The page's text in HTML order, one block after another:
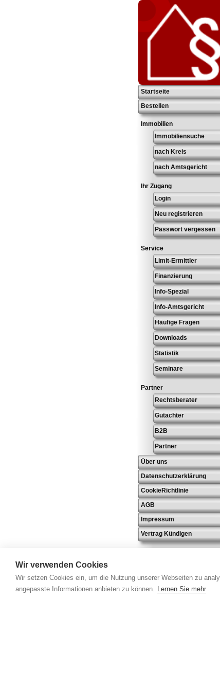
Wir verwenden Cookies
Wir setzen Cookies ein, um die Nutzung unserer Webseiten zu
angepasste Informationen anbieten zu können. Lernen Sie mehr
Startseite
Bestellen
Immobilien
Immobiliensuche
nach Kreis
nach Amtsgericht
Ihr Zugang
Login
Neu registrieren
Passwort vergessen
Service
Limit-Ermittler
Finanzierung
Info-Spezial
Info-Amtsgericht
Häufige Fragen
Downloads
Statistik
Seminare
Partner
Rechtsberater
Gutachter
B2B
Partner
Über uns
Datenschutzerklärung
CookieRichtlinie
AGB
Impressum
Vertrag Kündigen